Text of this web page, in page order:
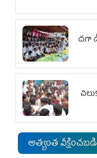
దగా
అత్యంత